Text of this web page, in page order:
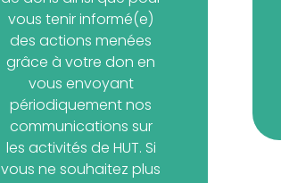
vous tenir informé(e)
des actions menées
grâce à votre don en
vous envoyant
périodiquement nos
communications sur
les activités de HUT. Si
vous ne souhaitez plus